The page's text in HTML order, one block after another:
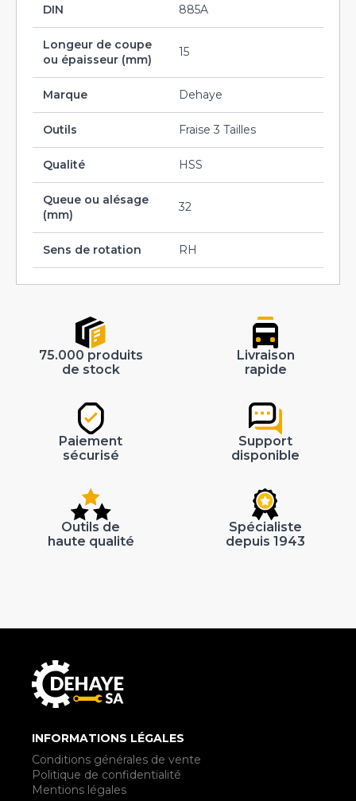
DIN 885A
Longeur de coupe
ou épaisseur (mm)
15
Marque Dehaye
Outils Fraise 3 Tailles
Qualité HSS
Queue ou alésage
(mm)
32
Sens de rotation RH
75.000 produits
de stock
Livraison
rapide
Paiement
sécurisé
Support
disponible
Outils de
haute qualité
Spécialiste
depuis 1943
INFORMATIONS LÉGALES
Conditions générales de vente
Politique de confidentialité
Mentions légales